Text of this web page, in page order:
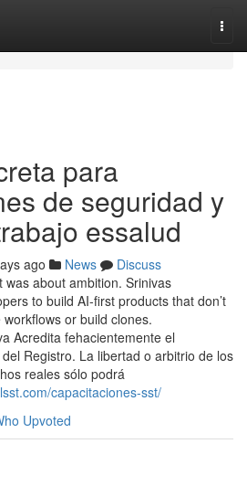
para
de seguridad y
essalud
ago News
Discuss
was about ambition. Srinivas
to build AI-first products that don’t
or build clones.
Acredita fehacientemente el
Registro. La libertad o arbitrio de los
reales sólo podrá
capacitaciones-sst/
Upvoted